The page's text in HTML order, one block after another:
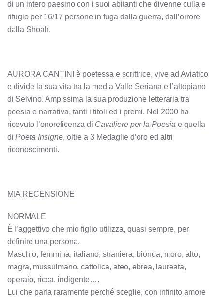
di un intero paesino con i suoi abitanti che divenne culla e
rifugio per 16/17 persone in fuga dalla guerra, dall’orrore,
dalla Shoah.
AURORA CANTINI è poetessa e scrittrice, vive ad Aviatico
e divide la sua vita tra la media Valle Seriana e l’altopiano
di Selvino. Ampissima la sua produzione letteraria tra
poesia e narrativa, tanti i titoli ed i premi. Nel 2000 ha
ricevuto l’onoreficenza di Cavaliere per la Poesia e quella
di Poeta Insigne, oltre a 3 Medaglie d’oro ed altri
riconoscimenti.
MIA RECENSIONE
NORMALE
È l’aggettivo che mio figlio utilizza, quasi sempre, per
definire una persona.
Maschio, femmina, italiano, straniera, bionda, moro, alto,
magra, mussulmano, cattolica, ateo, ebrea, laureata,
operaio, ricca, indigente….
Lui che parla raramente perché sceglie, con infinito amore